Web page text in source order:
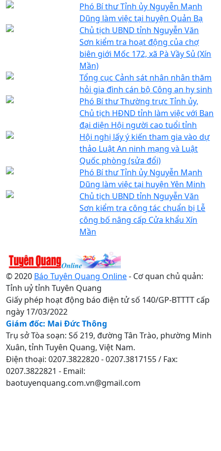
Phó Bí thư Tỉnh ủy Nguyễn Mạnh
Dũng làm việc tại huyện Quản Bạ
Chủ tịch UBND tỉnh Nguyễn Văn
Sơn kiểm tra hoạt động của chợ
biên giới Mốc 172, xã Pà Vầy Sủ (Xín
Mần)
Tổng cục Cảnh sát nhân nhân thăm
hỏi gia đình cán bộ Công an hy sinh
Phó Bí thư Thường trực Tỉnh ủy,
Chủ tịch HĐND tỉnh làm việc với Ban
đại diện Hội người cao tuổi tỉnh
Hội nghị lấy ý kiến tham gia vào dự
thảo Luật An ninh mạng và Luật
Quốc phòng (sửa đổi)
Phó Bí thư Tỉnh ủy Nguyễn Mạnh
Dũng làm việc tại huyện Yên Minh
Chủ tịch UBND tỉnh Nguyễn Văn
Sơn kiểm tra công tác chuẩn bị Lễ
công bố nâng cấp Cửa khẩu Xín
Mần
© 2020 Báo Tuyên Quang Online- Cơ quan chủ quản:
Tỉnh uỷ tỉnh Tuyên Quang
Giấy phép hoạt động báo điện tử số 140/GP-BTTTT cấp
ngày 17/03/2022
Giám đốc: Mai Đức Thông
Trụ sở Tòa soạn: Số 219, đường Tân Trào, phường Minh
Xuân, tỉnh Tuyên Quang, Việt Nam.
Điện thoại: 0207.3822820 - 0207.3817155 / Fax:
0207.3822821 - Email:
baotuyenquang.com.vn@gmail.com